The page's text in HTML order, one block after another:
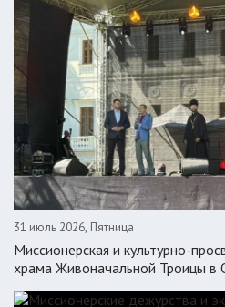
31 июль 2026, Пятница
Миссионерская и культурно-
храма Живоначальной Троицы в